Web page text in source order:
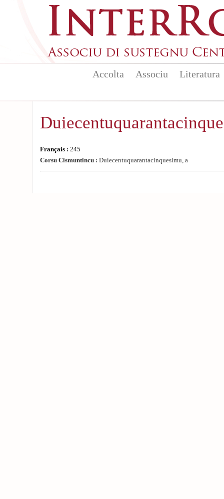
Accolta Associu Literatura
Français : 245
Corsu Cismuntincu : Duiecentuquarantacinquesimu, a